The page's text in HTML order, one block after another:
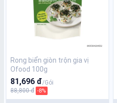
Rong biển giòn trộn gia vị
Ofood 100g
81,696 đ/Gói
88,800 đ -8%